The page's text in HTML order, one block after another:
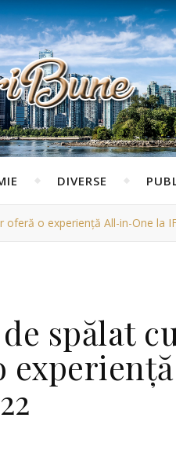
DIVERSE
o experienţă All-in-One la
spălat
experienţă